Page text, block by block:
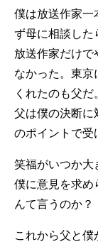
僕は放送作家一
ず母に相談した
放送作家だけで
なかった。東京
くれたのも父
父は僕の決断に
のポイントで受
笑福がいつか大
僕に意見を求め
んて言うのか
これから父と僕